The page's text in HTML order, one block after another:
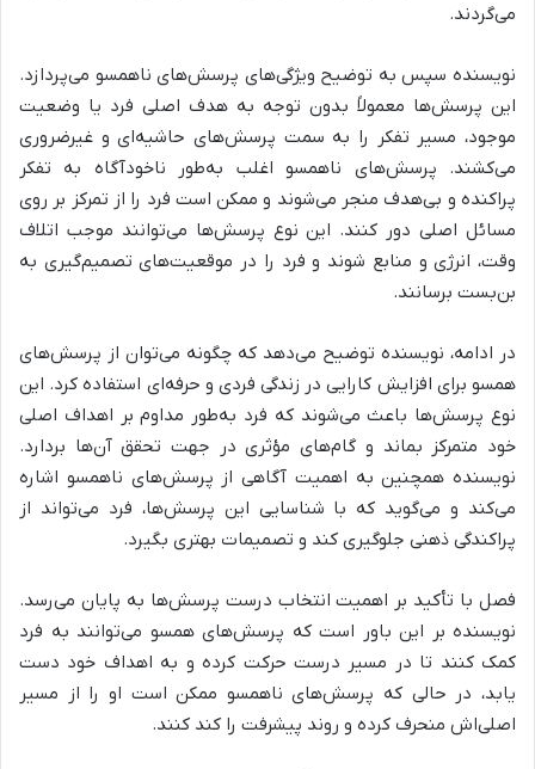
می‌گردند.
نویسنده سپس به توضیح ویژگی‌های پرسش‌های ناهمسو می‌پردازد.
این پرسش‌ها معمولاً بدون توجه به هدف اصلی فرد یا وضعیت
موجود، مسیر تفکر را به سمت پرسش‌های حاشیه‌ای و غیرضروری
می‌کشند. پرسش‌های ناهمسو اغلب به‌طور ناخودآگاه به تفکر
پراکنده و بی‌هدف منجر می‌شوند و ممکن است فرد را از تمرکز بر روی
مسائل اصلی دور کنند. این نوع پرسش‌ها می‌توانند موجب اتلاف
وقت، انرژی و منابع شوند و فرد را در موقعیت‌های تصمیم‌گیری به
بن‌بست برسانند.
در ادامه، نویسنده توضیح می‌دهد که چگونه می‌توان از پرسش‌های
همسو برای افزایش کارایی در زندگی فردی و حرفه‌ای استفاده کرد. این
نوع پرسش‌ها باعث می‌شوند که فرد به‌طور مداوم بر اهداف اصلی
خود متمرکز بماند و گام‌های مؤثری در جهت تحقق آن‌ها بردارد.
نویسنده همچنین به اهمیت آگاهی از پرسش‌های ناهمسو اشاره
می‌کند و می‌گوید که با شناسایی این پرسش‌ها، فرد می‌تواند از
پراکندگی ذهنی جلوگیری کند و تصمیمات بهتری بگیرد.
فصل با تأکید بر اهمیت انتخاب درست پرسش‌ها به پایان می‌رسد.
نویسنده بر این باور است که پرسش‌های همسو می‌توانند به فرد
کمک کنند تا در مسیر درست حرکت کرده و به اهداف خود دست
یابد، در حالی که پرسش‌های ناهمسو ممکن است او را از مسیر
اصلی‌اش منحرف کرده و روند پیشرفت را کند کنند.